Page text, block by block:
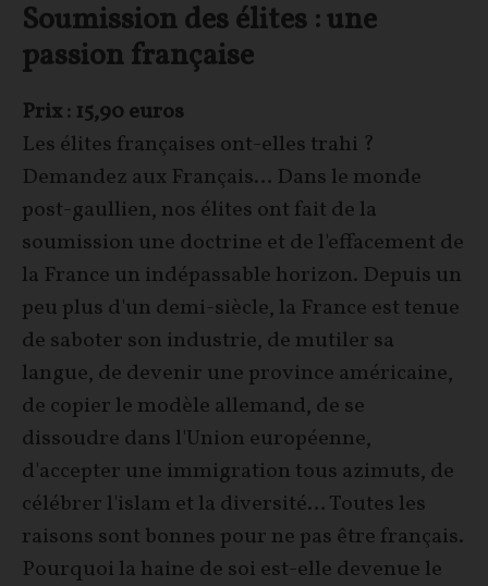
Soumission des élites : une
passion française
Prix : 15,90 euros
Les élites françaises ont-elles trahi ?
Demandez aux Français… Dans le monde
post-gaullien, nos élites ont fait de la
soumission une doctrine et de l'effacement de
la France un indépassable horizon. Depuis un
peu plus d'un demi-siècle, la France est tenue
de saboter son industrie, de mutiler sa
langue, de devenir une province américaine,
de copier le modèle allemand, de se
dissoudre dans l'Union européenne,
d'accepter une immigration tous azimuts, de
célébrer l'islam et la diversité… Toutes les
raisons sont bonnes pour ne pas être français.
Pourquoi la haine de soi est-elle devenue le